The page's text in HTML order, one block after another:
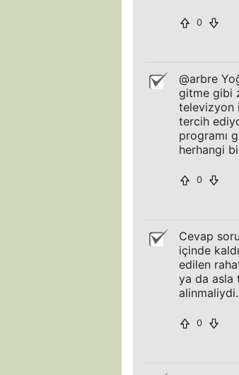
0
@arbre
gitme gibi
televizyon
tercih
programı
herhangi
0
Cevap
içinde
edilen
ya da asla
alinmaliydi.
0